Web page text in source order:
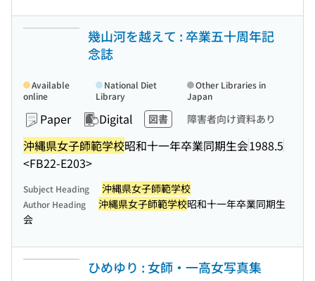
幾山河を越えて : 卒業五十周年記
念誌
Paper Digital 図書 障害者向け資料あり
沖縄県女子師範学校昭和十一年卒業同期生会1988.5
<FB22-E203>
Available
online
National Diet
Library
Other Libraries in
Japan
Subject Heading 沖縄県女子師範学校
Author Heading 沖縄県女子師範学校昭和十一年卒業同期生
会
ひめゆり : 女師・一高女写真集